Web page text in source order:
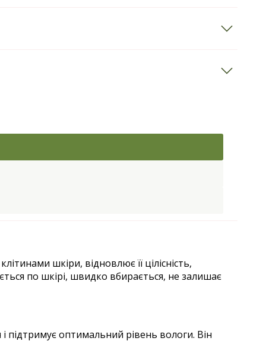
шкіри, відновлює її цілісність,
по шкірі, швидко вбирається, не залишає
підтримує оптимальний рівень вологи. Він